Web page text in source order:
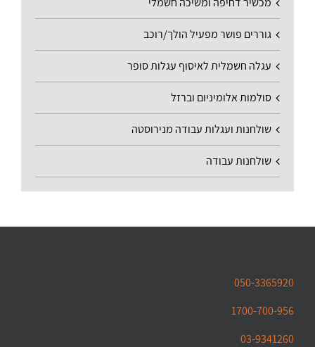
גוררים פושר מפעיל הולך/רוכב
עגלה חשמלית לאיסוף עגלות סופר
סולמות אלומיניום וברזל
שולחנות ועגלות עבודה מנירוסטה
שולחנות עבודה
050-3365920
1700-700-956
03-9341260